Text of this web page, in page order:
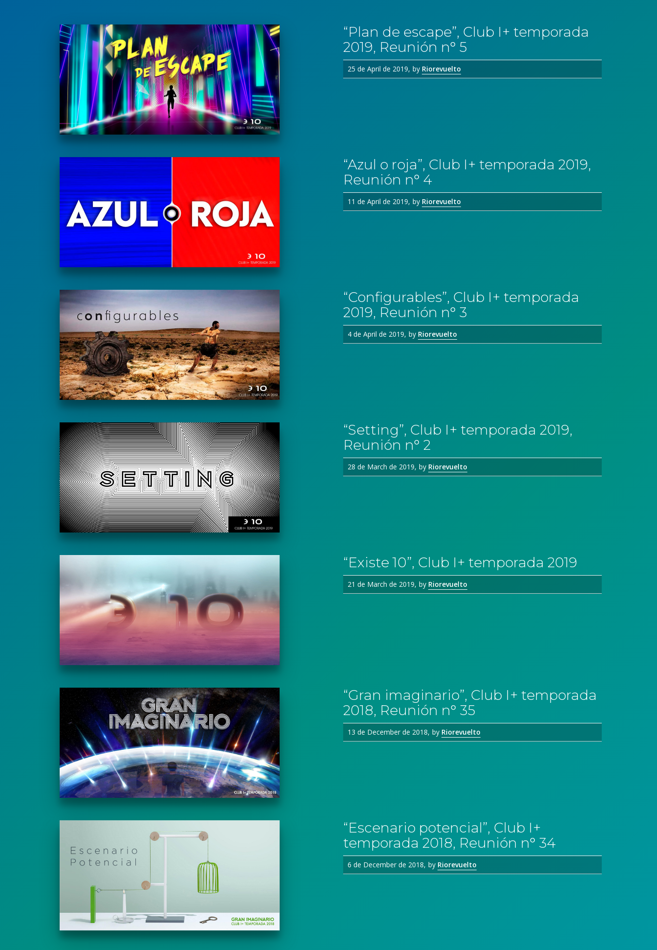
“Plan de escape”, Club I+ temporada
2019, Reunión n° 5
25 de April de 2019 by Riorevuelto
“Azul o roja”, Club I+ temporada 2019,
Reunión n° 4
11 de April de 2019 by Riorevuelto
“Configurables”, Club I+ temporada
2019, Reunión n° 3
4 de April de 2019 by Riorevuelto
“Setting”, Club I+ temporada 2019,
Reunión n° 2
28 de March de 2019 by Riorevuelto
“Existe 10”, Club I+ temporada 2019
21 de March de 2019 by Riorevuelto
“Gran imaginario”, Club I+ temporada
2018, Reunión n° 35
13 de December de 2018 by Riorevuelto
“Escenario potencial”, Club I+
temporada 2018, Reunión n° 34
6 de December de 2018 by Riorevuelto